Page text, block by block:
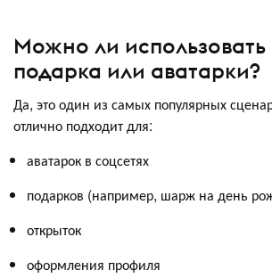
Можно ли
подарка или аватарки?
Да, это один из самых популярных
отлично подходит для:
аватарок в соцсетях
подарков (например, шарж на день
открыток
оформления профиля